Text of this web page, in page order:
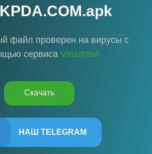
файл проверен на вирусы с
сервиса Virustotal
Скачать
НАШ TELEGRAM